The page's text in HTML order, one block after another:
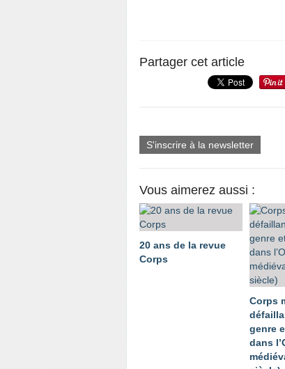
Partager cet article
S'inscrire à la newsletter
Vous aimerez aussi :
20 ans de la revue
Corps
Corps
genre
dans